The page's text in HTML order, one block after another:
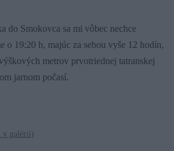
do Smokovca sa mi vôbec nechce
o 19:20 h, majúc za sebou vyše 12 hodín,
metrov prvotriednej tatranskej
jarnom počasí.
v galérii )